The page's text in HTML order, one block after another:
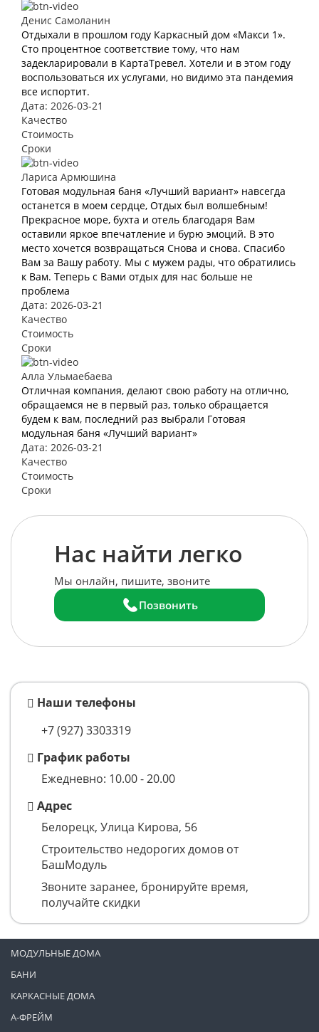
Денис Самоланин
Отдыхали в прошлом году Каркасный дом «Макси 1».
Сто процентное соответствие тому, что нам
задекларировали в КартаТревел. Хотели и в этом году
воспользоваться их услугами, но видимо эта пандемия
все испортит.
Дата: 2026-03-21
Качество
Стоимость
Сроки
Лариса Армюшина
Готовая модульная баня «Лучший вариант» навсегда
останется в моем сердце, Отдых был волшебным!
Прекрасное море, бухта и отель благодаря Вам
оставили яркое впечатление и бурю эмоций. В это
место хочется возвращаться Снова и снова. Спасибо
Вам за Вашу работу. Мы с мужем рады, что обратились
к Вам. Теперь с Вами отдых для нас больше не
проблема
Дата: 2026-03-21
Качество
Стоимость
Сроки
Алла Ульмаебаева
Отличная компания, делают свою работу на отлично,
обращаемся не в первый раз, только обращается
будем к вам, последний раз выбрали Готовая
модульная баня «Лучший вариант»
Дата: 2026-03-21
Качество
Стоимость
Сроки
Нас найти легко
Мы онлайн, пишите, звоните
Позвонить
Наши телефоны
+7 (927) 3303319
График работы
Ежедневно: 10.00 - 20.00
Адрес
Белорецк, Улица Кирова, 56
Строительство недорогих домов от
БашМодуль
Звоните заранее, бронируйте время,
получайте скидки
МОДУЛЬНЫЕ ДОМА
БАНИ
КАРКАСНЫЕ ДОМА
А-ФРЕЙМ